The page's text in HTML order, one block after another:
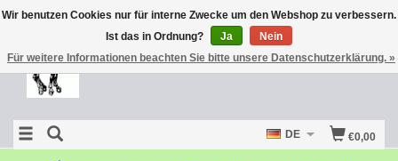
€0,00
DE
Wir benutzen Cookies nur für interne Zwecke um den Webshop zu verbessern.
Ist das in Ordnung?
Ja
Nein
Für weitere Informationen beachten Sie bitte unsere Datenschutzerklärung. »